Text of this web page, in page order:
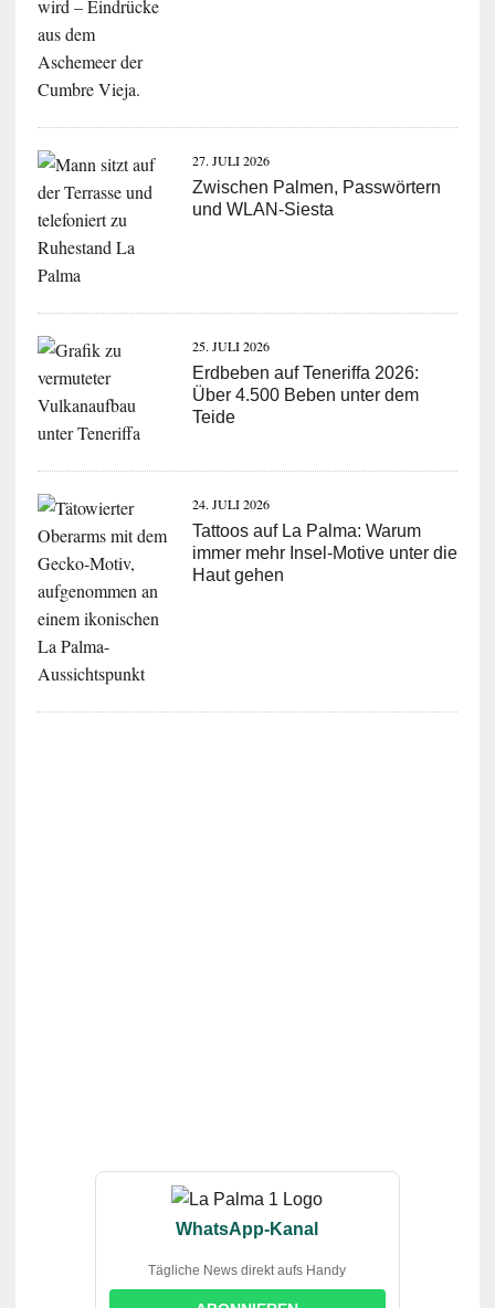
27. JULI 2026
Zwischen Palmen, Passwörtern
und WLAN-Siesta
25. JULI 2026
Erdbeben auf Teneriffa 2026:
Über 4.500 Beben unter dem
Teide
24. JULI 2026
Tattoos auf La Palma: Warum
immer mehr Insel-Motive unter die
Haut gehen
WhatsApp-Kanal
Tägliche News direkt aufs Handy